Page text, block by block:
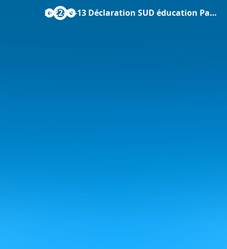
2022-09-13 Déclaration SUD éducation Paris au CTA.pdf